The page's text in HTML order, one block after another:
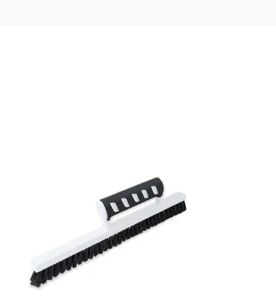
Leverantörens artikelnummer: 83123